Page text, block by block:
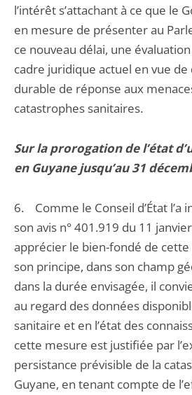
l’intérêt s’attachant à ce que le
en mesure de présenter au
ce nouveau délai, une
cadre juridique actuel en vue
durable de réponse aux
catastrophes sanitaires.
Sur la prorogation de l’état
en Guyane jusqu’au 31
6. Comme le Conseil d’État l’a
son avis n° 401.919 du 11
apprécier le bien-fondé de
son principe, dans son champ
dans la durée envisagée, il
au regard des données
sanitaire et en l’état des
cette mesure est justifiée par
persistance prévisible de la
Guyane, en tenant compte de